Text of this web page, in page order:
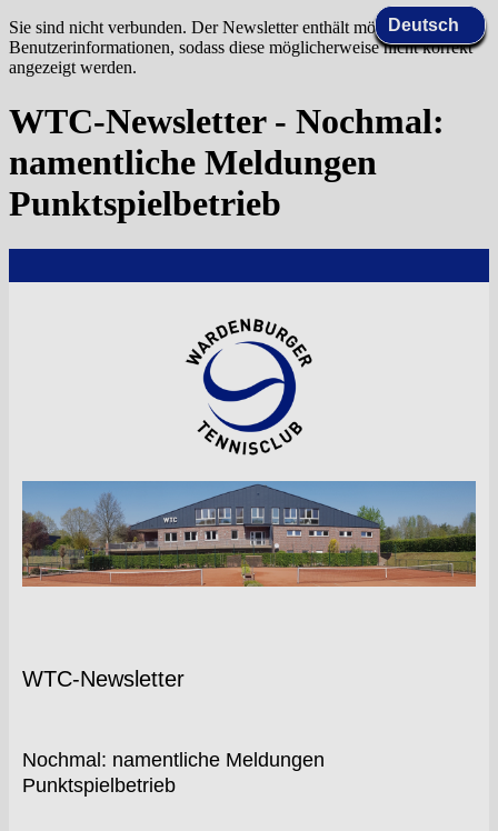
Sie sind nicht verbunden. Der Newsletter enthält möglicherweise
Benutzerinformationen, sodass diese möglicherweise nicht korrekt
angezeigt werden.
WTC-Newsletter - Nochmal:
namentliche Meldungen
Punktspielbetrieb
WTC-Newsletter
Nochmal: namentliche Meldungen
Punktspielbetrieb